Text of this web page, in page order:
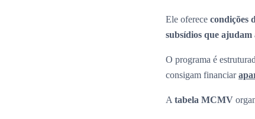
Ele oferece condições
subsídios que
O programa é
consigam financiar
A tabela MCMV